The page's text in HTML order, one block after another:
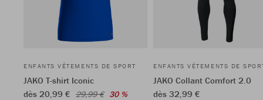
ENFANTS VÊTEMENTS DE SPORT
JAKO T-shirt Iconic
dès 20,99 € 29,99 € 30 %
ENFANTS VÊTEMENTS DE
JAKO Collant Comfort 2.0
dès 32,99 €